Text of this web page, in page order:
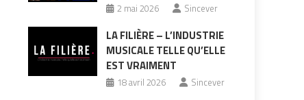
2 mai 2026 Sincever
LA FILIÈRE – L’INDUSTRIE
MUSICALE TELLE QU’ELLE
EST VRAIMENT
18 avril 2026 Sincever